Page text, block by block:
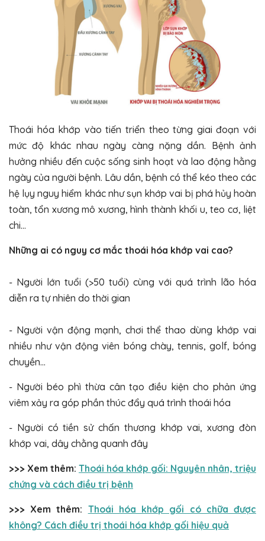
Thoái hóa khớp vào tiến triển theo từng giai đoạn với
mức độ khác nhau ngày càng nặng dần. Bệnh ảnh
hưởng nhiều đến cuộc sống sinh hoạt và lao động hằng
ngày của người bệnh. Lâu dần, bệnh có thể kéo theo các
hệ lụy nguy hiểm khác như sụn khớp vai bị phá hủy hoàn
toàn, tổn xương mô xương, hình thành khối u, teo cơ, liệt
chi…
Những ai có nguy cơ mắc thoái hóa khớp vai cao?
- Người lớn tuổi (>50 tuổi) cùng với quá trình lão hóa
diễn ra tự nhiên do thời gian
- Người vận động mạnh, chơi thể thao dùng khớp vai
nhiều như vận động viên bóng chày, tennis, golf, bóng
chuyền…
- Người béo phì thừa cân tạo điều kiện cho phản ứng
viêm xảy ra góp phần thúc đẩy quá trình thoái hóa
- Người có tiền sử chấn thương khớp vai, xương đòn
khớp vai, dây chằng quanh đây
>>> Xem thêm: Thoái hóa khớp gối: Nguyên nhân, triệu
chứng và cách điều trị bệnh
>>> Xem thêm: Thoái hóa khớp gối có chữa được
không? Cách điều trị thoái hóa khớp gối hiệu quả